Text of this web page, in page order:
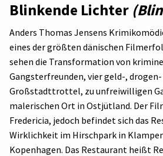
Blinkende Lichter
Anders Thomas Jensens
eines der größten dänischen
sehen die Transformation von
Gangsterfreunden, vier geld-,
Großstadttrottel, zu unfreiwilligen
malerischen Ort in Ostjütland. Der
Fredericia, jedoch befindet sich das
Wirklichkeit im Hirschpark in
Kopenhagen. Das Restaurant heißt